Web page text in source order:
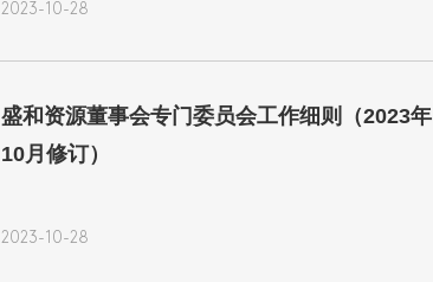
2023-10-28
盛和资源董事会专门委员会工作细则（2023年
10月修订）
2023-10-28